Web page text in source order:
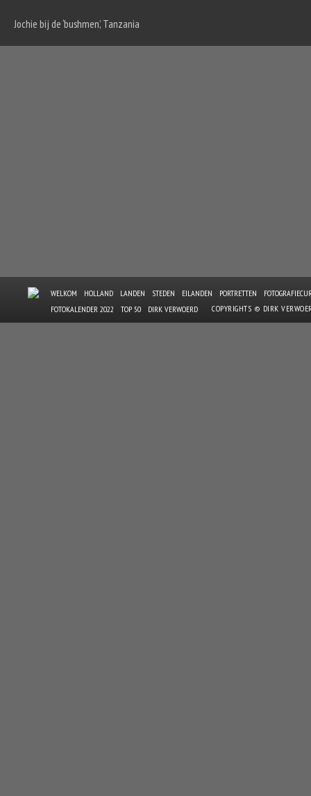
Jochie bij de ‘bushmen’, Tanzania
WELKOM HOLLAND LANDEN STEDEN EILANDEN PORTRETTEN
FOTOKALENDER 2022
TOP 50 DIRK VERWOERD COPYRIGHTS © DIRK